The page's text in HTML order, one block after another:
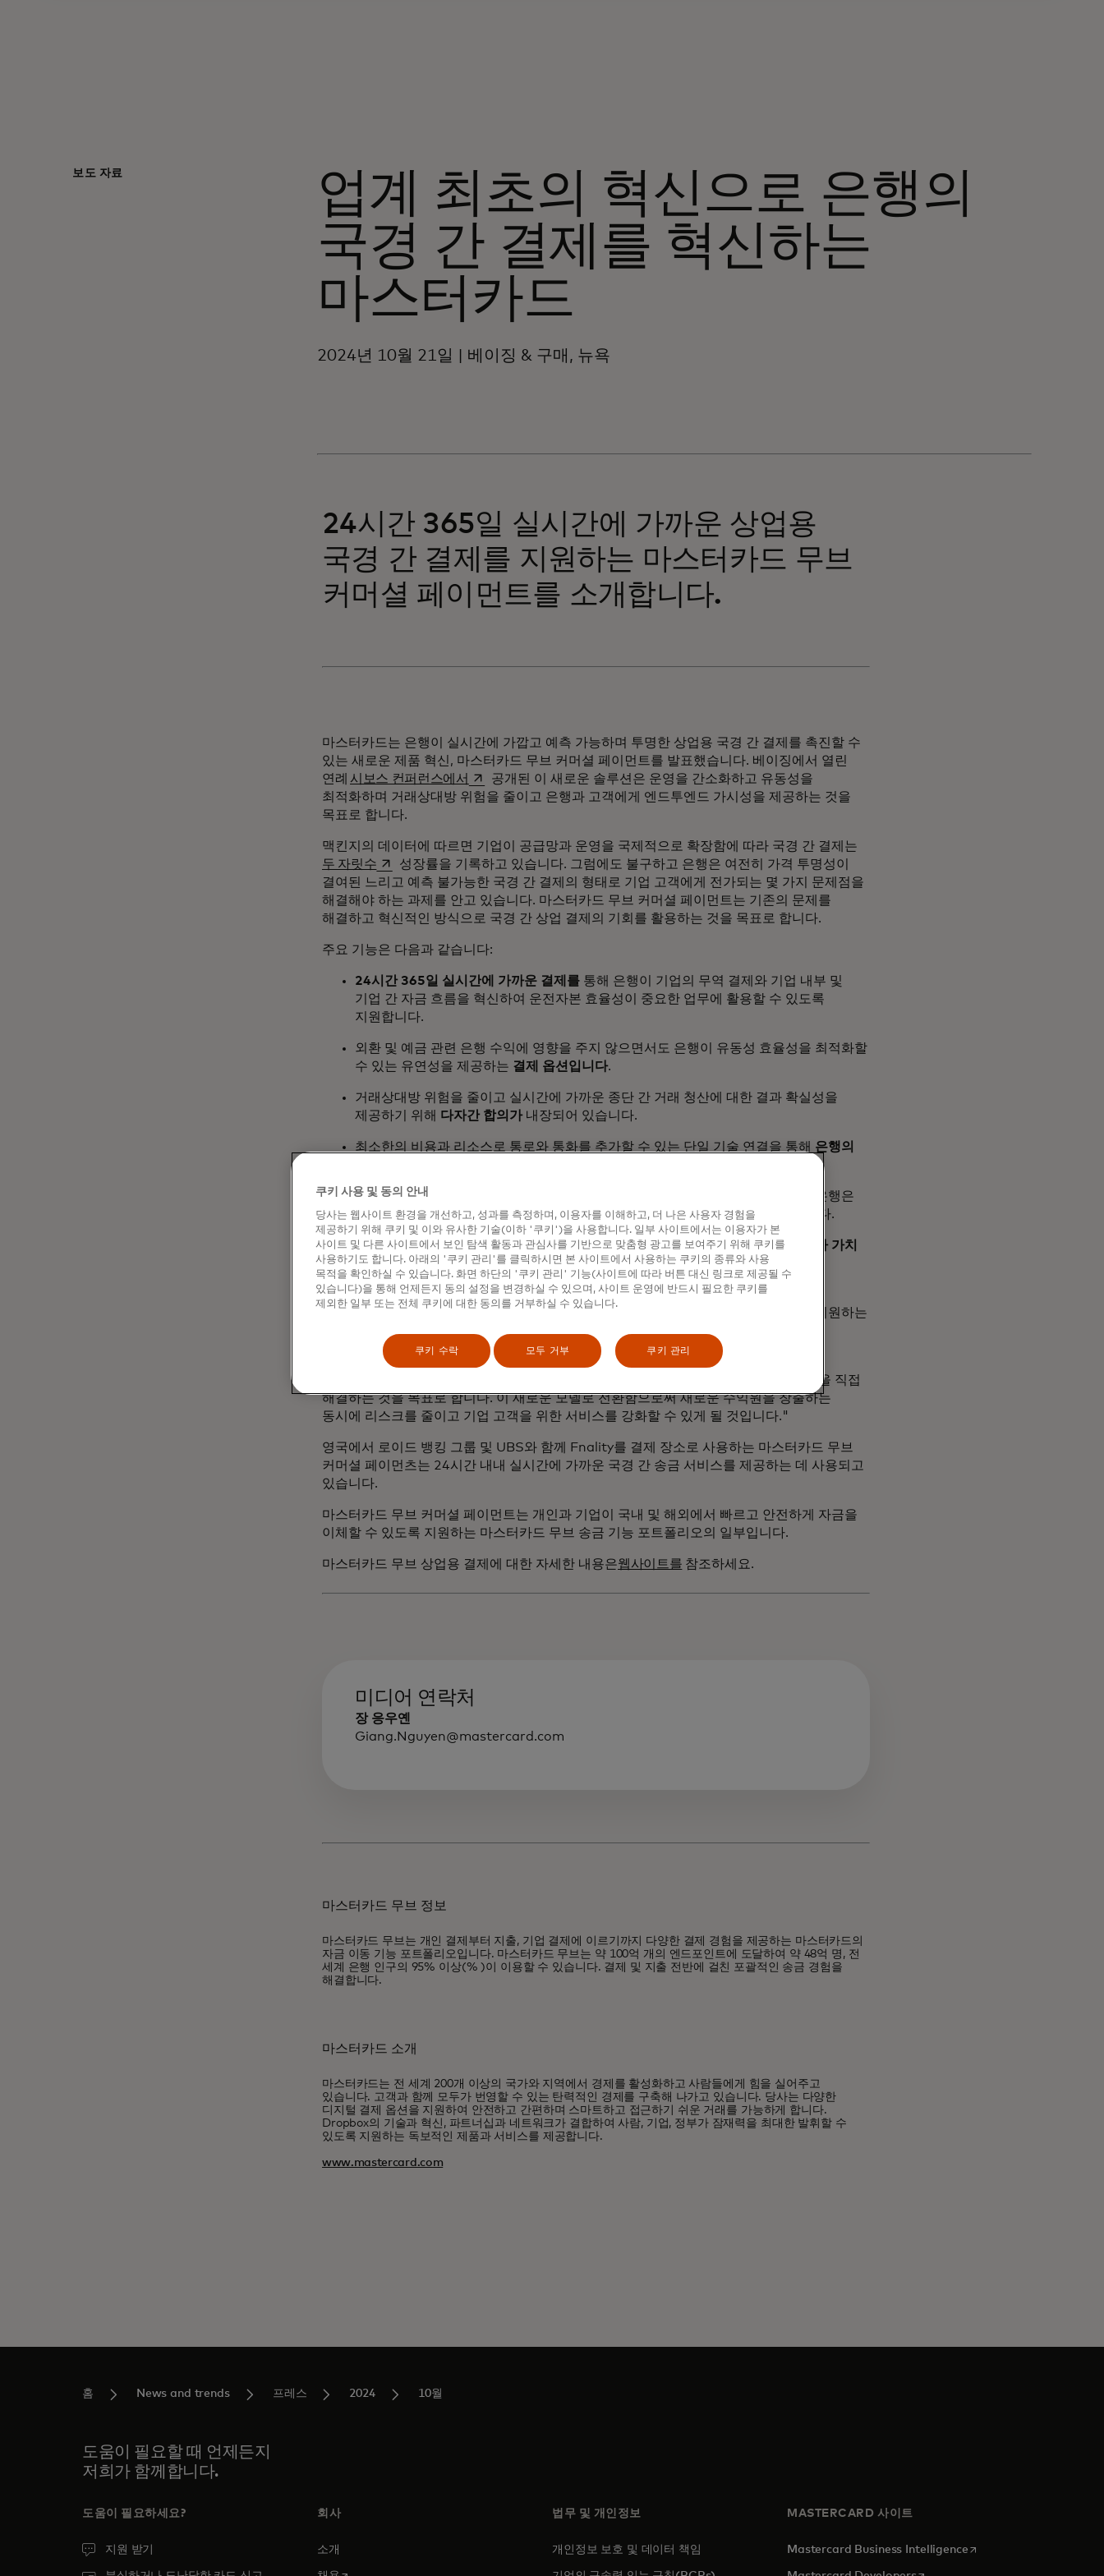
보도 자료
업계 최초의 혁신으로 은행의
국경 간 결제를 혁신하는
마스터카드
2024년 10월 21일 | 베이징 & 구매, 뉴욕
24시간 365일 실시간에 가까운 상업용
국경 간 결제를 지원하는 마스터카드 무브
커머셜 페이먼트를 소개합니다.
마스터카드는 은행이 실시간에 가깝고 예측 가능하며 투명한 상업용 국경 간 결제를 촉진할 수
있는 새로운 제품 혁신, 마스터카드 무브 커머셜 페이먼트를 발표했습니다. 베이징에서 열린
연례 시보스 컨퍼런스에서 새 탭에서 열림
공개된 이 새로운 솔루션은 운영을 간소화하고 유동성을
최적화하며 거래상대방 위험을 줄이고 은행과 고객에게 엔드투엔드 가시성을 제공하는 것을
목표로 합니다.
맥킨지의 데이터에 따르면 기업이 공급망과 운영을 국제적으로 확장함에 따라 국경 간 결제는
두 자릿수새 탭에서 열림
성장률을 기록하고 있습니다. 그럼에도 불구하고 은행은 여전히 가격 투명성이
결여된 느리고 예측 불가능한 국경 간 결제의 형태로 기업 고객에게 전가되는 몇 가지 문제점을
해결해야 하는 과제를 안고 있습니다. 마스터카드 무브 커머셜 페이먼트는 기존의 문제를
해결하고 혁신적인 방식으로 국경 간 상업 결제의 기회를 활용하는 것을 목표로 합니다.
주요 기능은 다음과 같습니다:
24시간 365일 실시간에 가까운 결제를 통해 은행이 기업의 무역 결제와 기업 내부 및
기업 간 자금 흐름을 혁신하여 운전자본 효율성이 중요한 업무에 활용할 수 있도록
지원합니다.
외환 및 예금 관련 은행 수익에 영향을 주지 않으면서도 은행이 유동성 효율성을 최적화할
수 있는 유연성을 제공하는 결제 옵션입니다.
거래상대방 위험을 줄이고 실시간에 가까운 종단 간 거래 청산에 대한 결과 확실성을
제공하기 위해 다자간 합의가 내장되어 있습니다.
최소한의 비용과 리소스로 통로와 통화를 추가할 수 있는 단일 기술 연결을 통해 은행의
응답자와 특파원 간의 기존 특파원 뱅킹 계약과
. 대형 청산 은행은
현재 프로세스를 최소한의 변경만으로 기관 고객에게 서비스를 확장할 수 있습니다.
혁신적인 리스크 관리 서비스 및 사기 분석 등 은행의 고유한 요구사항에 맞춘
부가 가치
서비스입니다.
마스터카드의 송금 솔루션 책임자 알란 마쿼드,
"빠르고 예측 가능하며 투명한 결제를 지원하는
영역으로 가져올 것입니다.
"우리의 최신 제품 혁신은 현재 상업용 국경 간 결제 시장에 영향을 미치고 있는 문제점을 직접
해결하는 것을 목표로 합니다. 이 새로운 모델로 전환함으로써 새로운 수익원을 창출하는
동시에 리스크를 줄이고 기업 고객을 위한 서비스를 강화할 수 있게 될 것입니다."
영국에서 로이드 뱅킹 그룹 및 UBS와 함께 Fnality를 결제 장소로 사용하는 마스터카드 무브
커머셜 페이먼츠는 24시간 내내 실시간에 가까운 국경 간 송금 서비스를 제공하는 데 사용되고
있습니다.
마스터카드 무브 커머셜 페이먼트는 개인과 기업이 국내 및 해외에서 빠르고 안전하게 자금을
이체할 수 있도록 지원하는 마스터카드 무브 송금 기능 포트폴리오의 일부입니다.
마스터카드 무브 상업용 결제에 대한 자세한 내용은웹사이트를 참조하세요.
미디어 연락처
장 응우옌
Giang.Nguyen@mastercard.com
마스터카드 무브 정보
마스터카드 무브는 개인 결제부터 지출, 기업 결제에 이르기까지 다양한 결제 경험을 제공하는 마스터카드의
자금 이동 기능 포트폴리오입니다. 마스터카드 무브는 약 100억 개의 엔드포인트에 도달하여 약 48억 명, 전
세계 은행 인구의 95% 이상(% )이 이용할 수 있습니다. 결제 및 지출 전반에 걸친 포괄적인 송금 경험을
해결합니다.
마스터카드 소개
마스터카드는 전 세계 200개 이상의 국가와 지역에서 경제를 활성화하고 사람들에게 힘을 실어주고
있습니다. 고객과 함께 모두가 번영할 수 있는 탄력적인 경제를 구축해 나가고 있습니다. 당사는 다양한
디지털 결제 옵션을 지원하여 안전하고 간편하며 스마트하고 접근하기 쉬운 거래를 가능하게 합니다.
Dropbox의 기술과 혁신, 파트너십과 네트워크가 결합하여 사람, 기업, 정부가 잠재력을 최대한 발휘할 수
있도록 지원하는 독보적인 제품과 서비스를 제공합니다.
www.mastercard.com
홈 News and trends 프레스 2024 10월
도움이 필요할 때 언제든지
저희가 함께합니다.
도움이 필요하세요?
지원 받기
회사
소개
법무 및 개인정보
개인정보 보호 및 데이터 책임
MASTERCARD 사이트
Mastercard Business Intelligence새 탭에서 열림
쿠키 사용 및 동의 안내
당사는 웹사이트 환경을 개선하고, 성과를 측정하며, 이용자를 이해하고, 더 나은 사용자 경험을
제공하기 위해 쿠키 및 이와 유사한 기술(이하 '쿠키')을 사용합니다. 일부 사이트에서는 이용자가 본
사이트 및 다른 사이트에서 보인 탐색 활동과 관심사를 기반으로 맞춤형 광고를 보여주기 위해 쿠키를
사용하기도 합니다. 아래의 '쿠키 관리'를 클릭하시면 본 사이트에서 사용하는 쿠키의 종류와 사용
목적을 확인하실 수 있습니다. 화면 하단의 '쿠키 관리' 기능(사이트에 따라 버튼 대신 링크로 제공될 수
있습니다)을 통해 언제든지 동의 설정을 변경하실 수 있으며, 사이트 운영에 반드시 필요한 쿠키를
제외한 일부 또는 전체 쿠키에 대한 동의를 거부하실 수 있습니다.
쿠키 수락 모두 거부 쿠키 관리